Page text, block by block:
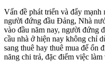
Vấn đề phát triển và đẩy
người đứng đầu Đảng, Nhà
vào đầu năm nay, người đứng
cầu nhà ở hiện nay không chỉ
sang thuê hay thuê mua để ổn
năng chi trả, đặc điểm việc